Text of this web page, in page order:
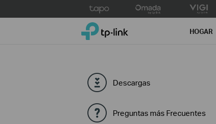
to
TP-Link, Reliably Smart HOGAR
Descargas
Preguntas más Frecuentes